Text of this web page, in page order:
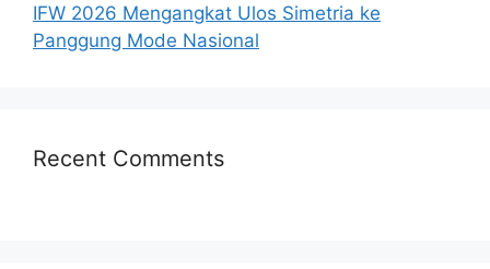
IFW 2026 Mengangkat Ulos Simetria ke
Panggung Mode Nasional
Recent Comments